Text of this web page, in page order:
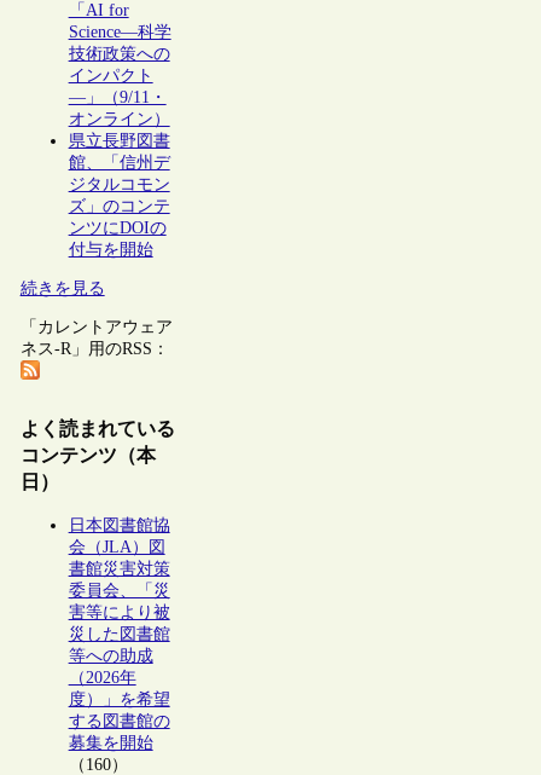
「AI for
Science―科学
技術政策への
インパクト
―」（9/11・
オンライン）
県立長野図書
館、「信州デ
ジタルコモン
ズ」のコンテ
ンツにDOIの
付与を開始
続きを見る
「カレントアウェア
ネス-R」用のRSS：
よく読まれている
コンテンツ（本
日）
日本図書館協
会（JLA）図
書館災害対策
委員会、「災
害等により被
災した図書館
等への助成
（2026年
度）」を希望
する図書館の
募集を開始
（160）